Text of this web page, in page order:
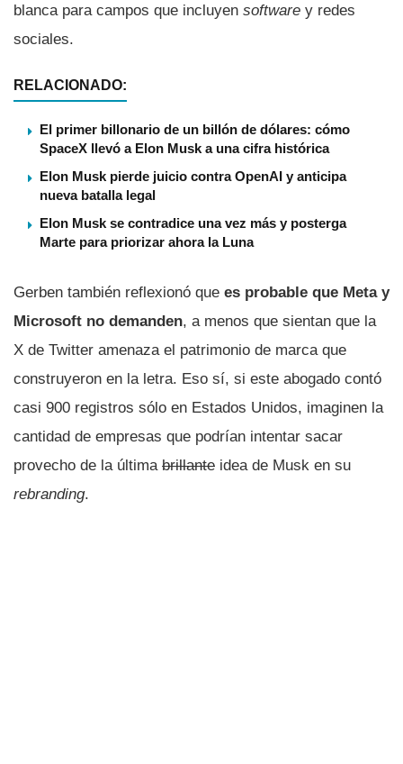
blanca para campos que incluyen software y redes
sociales.
RELACIONADO:
El primer billonario de un billón de dólares: cómo
SpaceX llevó a Elon Musk a una cifra histórica
Elon Musk pierde juicio contra OpenAI y anticipa
nueva batalla legal
Elon Musk se contradice una vez más y posterga
Marte para priorizar ahora la Luna
Gerben también reflexionó que es probable que Meta y
Microsoft no demanden, a menos que sientan que la
X de Twitter amenaza el patrimonio de marca que
construyeron en la letra. Eso sí, si este abogado contó
casi 900 registros sólo en Estados Unidos, imaginen la
cantidad de empresas que podrían intentar sacar
provecho de la última brillante idea de Musk en su
rebranding.